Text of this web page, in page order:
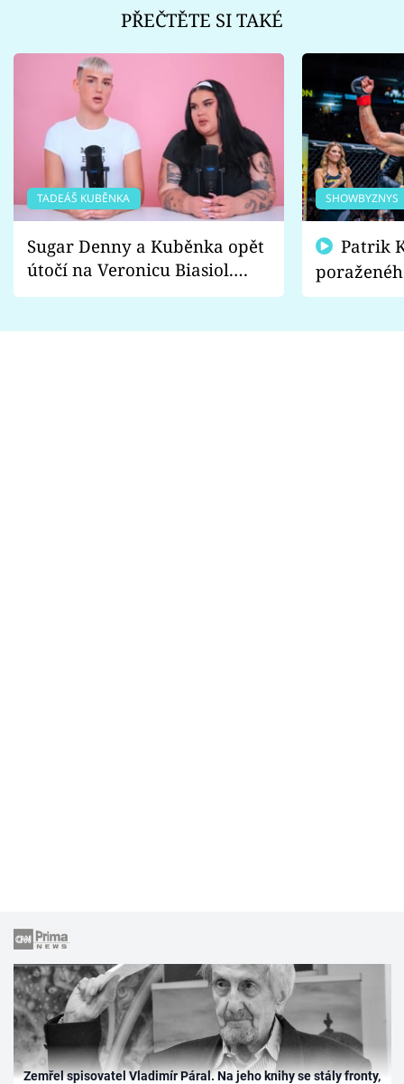
PŘEČTĚTE SI TAKÉ
TADEÁŠ KUBĚNKA
Sugar Denny a Kuběnka opět
útočí na Veronicu Biasiol.
Proč je podle nich falešná a
SHOWBYZNYS
fanoušci
Zemřel spisovatel Vladimír Páral. Na jeho knihy se stály fronty,